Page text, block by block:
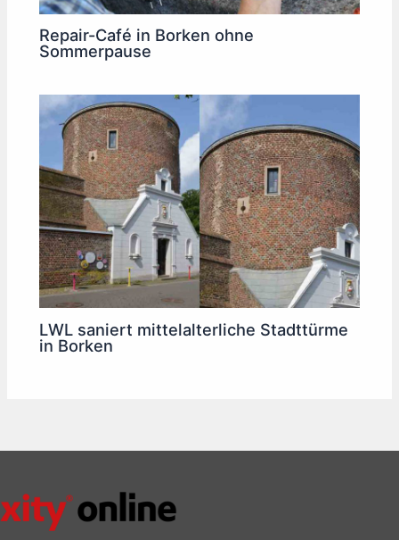
Repair-Café in Borken ohne
Sommerpause
LWL saniert mittelalterliche Stadttürme
in Borken